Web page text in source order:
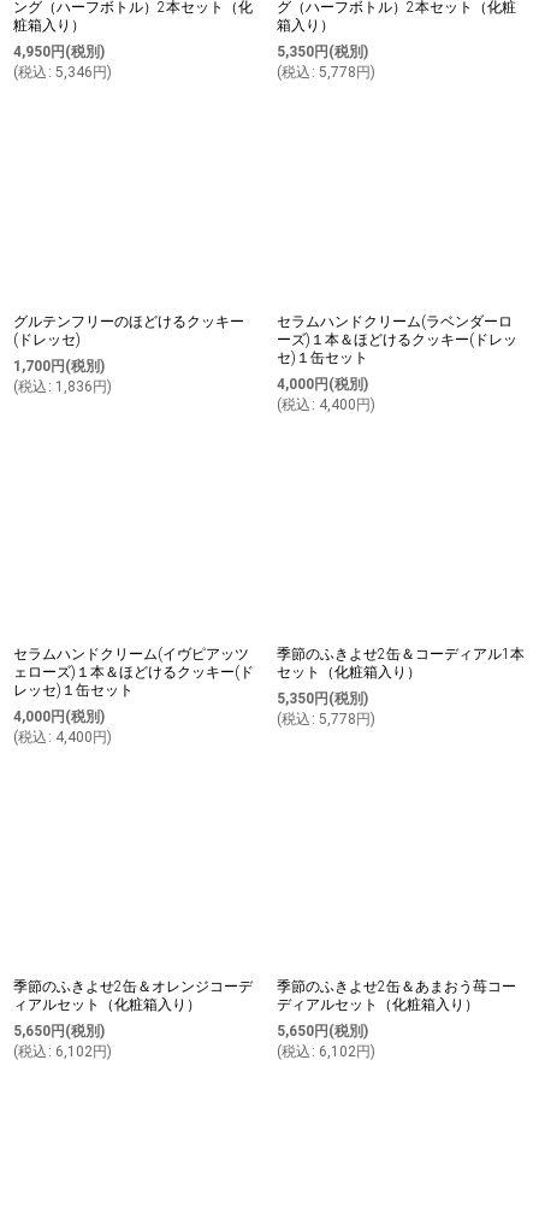
ング（ハーフボトル）2本セット（化
粧箱入り）
4,950円 (税別)
(税込 : 5,346 円)
グ（ハーフボトル）2本セット（化粧
箱入り）
5,350円 (税別)
(税込 : 5,778 円)
グルテンフリーのほどけるクッキー
(ドレッセ)
1,700円 (税別)
(税込 : 1,836 円)
セラムハンドクリーム(ラベンダーロ
ーズ)１本＆ほどけるクッキー(ドレッ
セ)１缶セット
4,000円 (税別)
(税込 : 4,400 円)
セラムハンドクリーム(イヴピアッツ
ェローズ)１本＆ほどけるクッキー(ド
レッセ)１缶セット
4,000円 (税別)
(税込 : 4,400 円)
季節のふきよせ2缶＆コーディアル1本
セット（化粧箱入り）
5,350円 (税別)
(税込 : 5,778 円)
季節のふきよせ2缶＆オレンジコーデ
ィアルセット（化粧箱入り）
5,650円 (税別)
(税込 : 6,102円)
季節のふきよせ2缶＆あまおう苺コー
ディアルセット（化粧箱入り）
5,650円 (税別)
(税込 : 6,102円)